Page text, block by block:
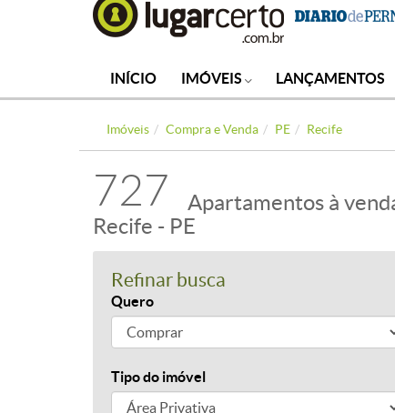
INÍCIO IMÓVEIS LANÇAMENTOS
Imóveis Compra e Venda PE Recife
727
Apartamentos à
Recife - PE
Refinar busca
Quero
Tipo do imóvel